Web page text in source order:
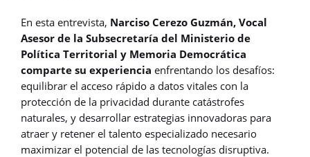
En esta entrevista, Narciso Cerezo Guzmán, Vocal
Asesor de la Subsecretaría del Ministerio de
Política Territorial y Memoria Democrática
comparte su experiencia enfrentando los desafíos:
equilibrar el acceso rápido a datos vitales con la
protección de la privacidad durante catástrofes
naturales, y desarrollar estrategias innovadoras para
atraer y retener el talento especializado necesario
maximizar el potencial de las tecnologías disruptiva.